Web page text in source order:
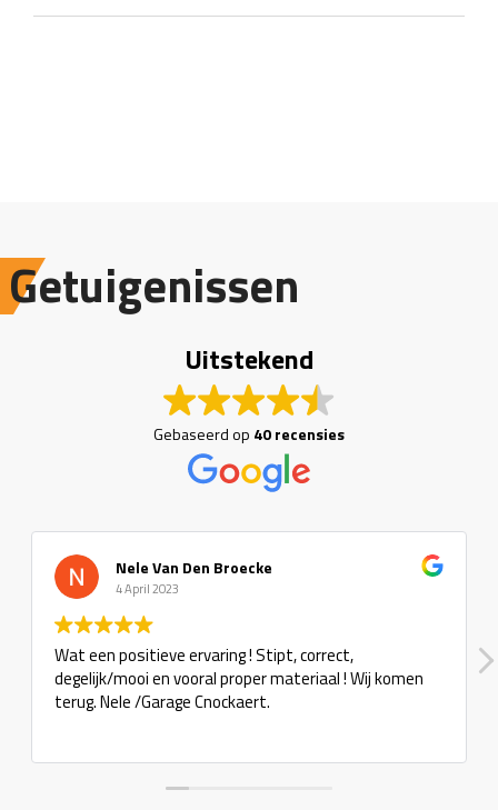
Getuigenissen
Uitstekend
Gebaseerd op 40 recensies
Nele Van Den Broecke
4 April 2023
Wat een positieve ervaring ! Stipt, correct,
degelijk/mooi en vooral proper materiaal ! Wij komen
terug. Nele /Garage Cnockaert.